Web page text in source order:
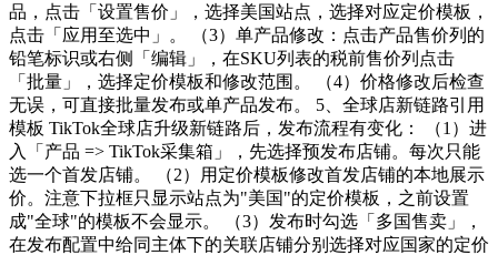
品，点击「设置售价」，选择美国站点，选择对应定价模板，
点击「应用至选中」。 （3）单产品修改：点击产品售价列的
铅笔标识或右侧「编辑」，在SKU列表的税前售价列点击
「批量」，选择定价模板和修改范围。 （4）价格修改后检查
无误，可直接批量发布或单产品发布。 5、全球店新链路引用
模板 TikTok全球店升级新链路后，发布流程有变化： （1）进
入「产品 => TikTok采集箱」，先选择预发布店铺。每次只能
选一个首发店铺。 （2）用定价模板修改首发店铺的本地展示
价。注意下拉框只显示站点为"美国"的定价模板，之前设置
成"全球"的模板不会显示。 （3）发布时勾选「多国售卖」，
在发布配置中给同主体下的关联店铺分别选择对应国家的定价